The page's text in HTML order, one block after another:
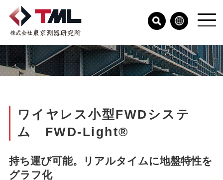
ワイヤレス小型FWDシステ
ム FWD-Light®
持ち運び可能。リアルタイムに地盤特性を
グラフ化